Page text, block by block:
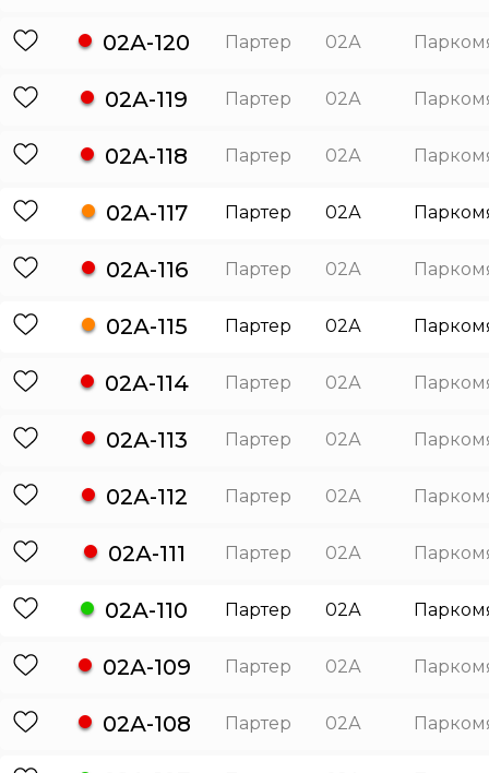
02А-120 Партер 02А
02А-119 Партер 02А
02А-118 Партер 02А
02А-117 Партер 02А
02А-116 Партер 02А
02А-115 Партер 02А
02А-114 Партер 02А
02А-113 Партер 02А
02А-112 Партер 02А
02А-111 Партер 02А
02А-110 Партер 02А
02А-109 Партер 02А
02А-108 Партер 02А